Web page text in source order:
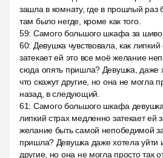
зашла в комнату, где в прошлый раз
там было негде, кроме как того.
59: Самого большого шкафа за
60: Девушка чувствовала, как
затекает ей это все моё желание
сюда опять пришла? Девушка, даже
что скажут другие, но она не могла
назад, в следующий.
61: Самого большого шкафа девушка
липкий страх медленно затекает ей
желание быть самой непобедимой
пришла? Девушка даже хотела уйти
другие, но она не могла просто так